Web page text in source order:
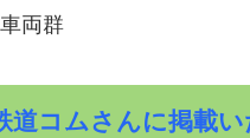
両群
道コムさんに掲載